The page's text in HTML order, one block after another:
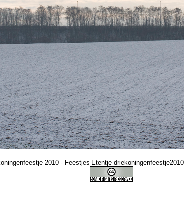
2010 - Feestjes Etentje driekoningenfeestje2010